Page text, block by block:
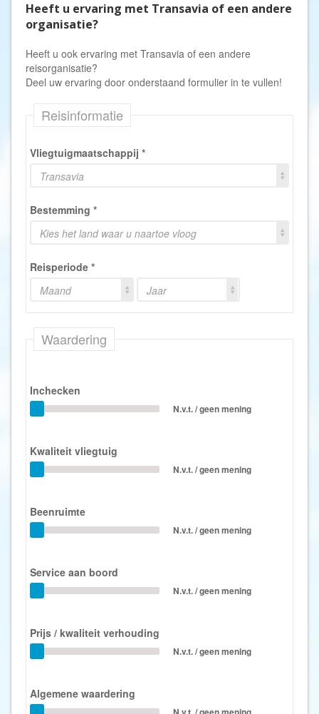
Heeft u ervaring met Transavia of een andere
organisatie?
Heeft u ook ervaring met Transavia of een andere
reisorganisatie?
Deel uw ervaring door onderstaand formulier in te vullen!
Reisinformatie
Vliegtuigmaatschappij *
Transavia
Bestemming *
Kies het land waar u naartoe vloog
Reisperiode *
Maand
Jaar
Waardering
Inchecken
N.v.t. / geen mening
Kwaliteit vliegtuig
N.v.t. / geen mening
Beenruimte
N.v.t. / geen mening
Service aan boord
N.v.t. / geen mening
Prijs / kwaliteit verhouding
N.v.t. / geen mening
Algemene waardering